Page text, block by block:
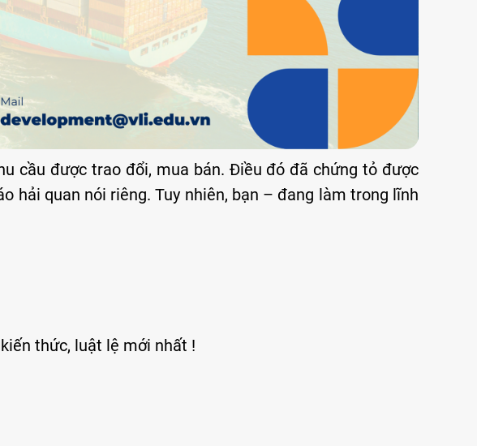
cầu được trao đổi, mua bán. Điều đó đã chứng tỏ được
hải quan nói riêng. Tuy nhiên, bạn – đang làm trong lĩnh
thức, luật lệ mới nhất !